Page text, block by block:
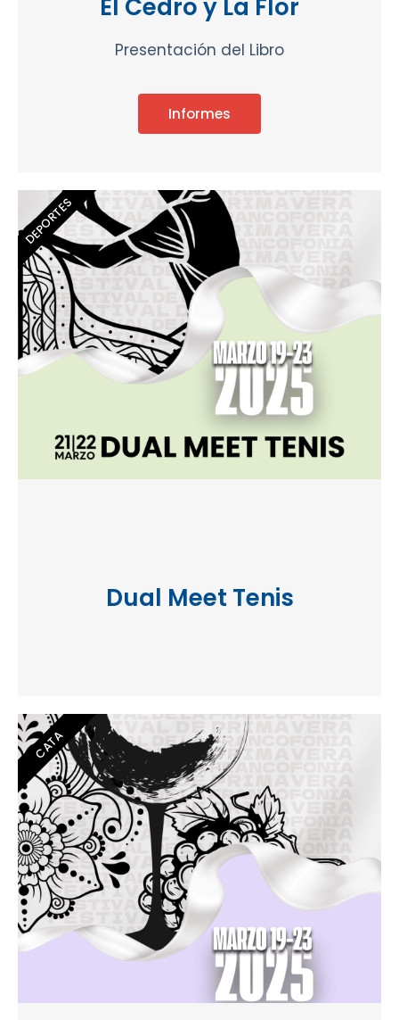
El Cedro y La Flor
Presentación del Libro
Informes
DEPORTES
Dual Meet Tenis
CATA